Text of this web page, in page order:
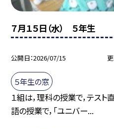
７月１５日（水） ５年生
公開日 2026/07/15
５年生の窓
１組は，理科の授業で，テスト
語の授業で，「ユニバー...